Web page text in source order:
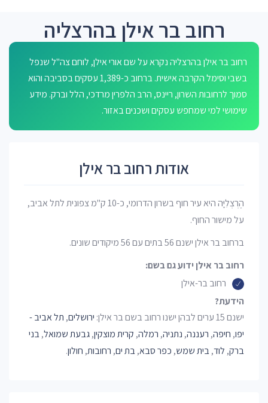
רחוב בר אילן בהרצליה
רחוב בר אילן בהרצליה נקרא על שם אורי אילן, לוחם צה"ל שנפל
בשבי וסימל הקרבה אישית. ברחוב כ-1,389 עסקים בסביבה והוא
סמוך לרחובות השרון, ריינס, הרב הלפרין מרדכי, הלל וברק. מידע
שימושי למי שמחפש עסקים ושכנים באזור.
אודות רחוב בר אילן
הֶרְצְלִיָּה היא עיר חוף בשרון הדרומי, כ-10 ק"מ צפונית לתל אביב,
על מישור החוף.
ברחוב בר אילן ישנם 56 בתים עם 56 מיקודים שונים.
רחוב בר אילן ידוע גם בשם:
רחוב בר-אילן
הידעת?
ישנם 15 ערים לבהן ישנו רחוב בשם בר אילן:
ירושלים, תל אביב -
יפו, חיפה, רעננה, נתניה, רמלה, קרית מוצקין,גבעת שמואל,בני
ברק, לוד,בית שמש, כפר סבא,בת ים, רחובות, חולון.